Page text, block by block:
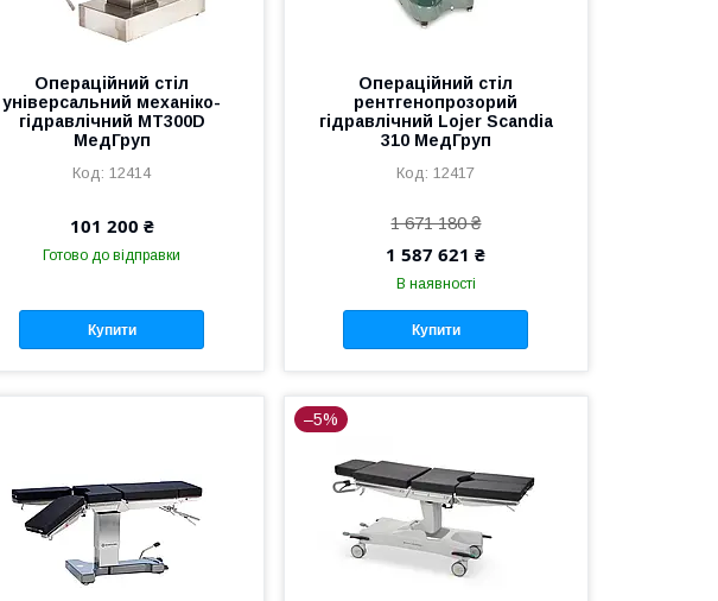
Операційний стіл
універсальний механіко-
гідравлічний МТ300D
МедГруп
12414
101 200 ₴
Готово до відправки
Купити
Операційний стіл
рентгенопрозорий
гідравлічний Lojer Scandia
310 МедГруп
12417
1 671 180 ₴
1 587 621 ₴
В наявності
Купити
–5%